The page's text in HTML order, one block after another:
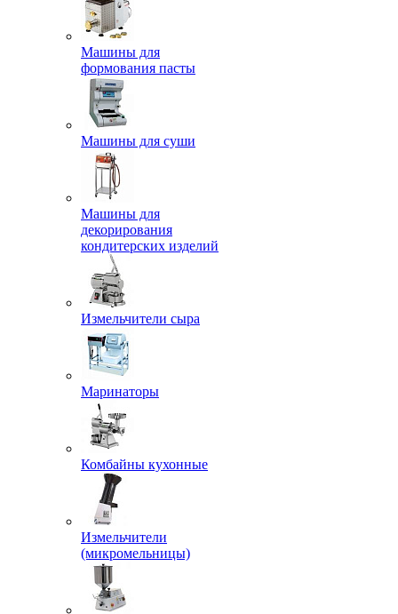
Машины для
формования пасты
Машины для суши
Машины для
декорирования
кондитерских изделий
Измельчители сыра
Маринаторы
Комбайны кухонные
Измельчители
(микромельницы)